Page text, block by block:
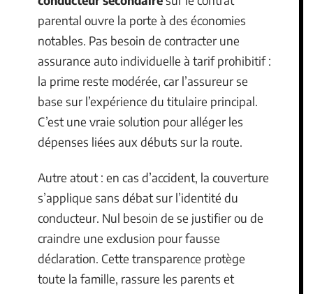
parental ouvre la porte à des économies
notables. Pas besoin de contracter une
assurance auto individuelle à tarif prohibitif :
la prime reste modérée, car l’assureur se
base sur l’expérience du titulaire principal.
C’est une vraie solution pour alléger les
dépenses liées aux débuts sur la route.
Autre atout : en cas d’accident, la couverture
s’applique sans débat sur l’identité du
conducteur. Nul besoin de se justifier ou de
craindre une exclusion pour fausse
déclaration. Cette transparence protège
toute la famille, rassure les parents et